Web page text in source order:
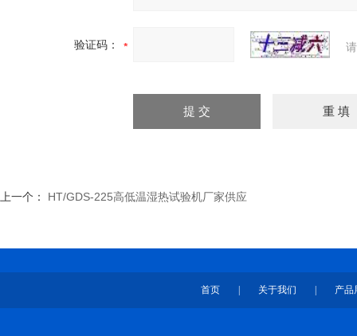
验证码：
上一个： HT/GDS-225高低温湿热试验机厂家供应
首页 关于我们 产品